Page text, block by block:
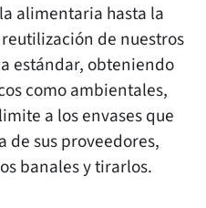
alimentaria hasta la
de nuestros
estándar, obteniendo
como ambientales,
a los envases que
sus proveedores,
banales y tirarlos.